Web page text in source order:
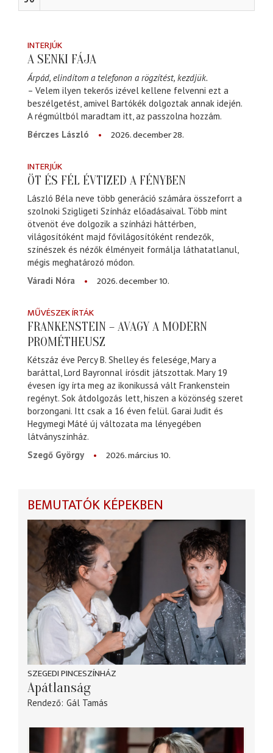
INTERJÚK
A SENKI FÁJA
Árpád, elindítom a telefonon a rögzítést, kezdjük.
– Velem ilyen tekerős izével kellene felvenni ezt a
beszélgetést, amivel Bartókék dolgoztak annak idején.
A régmúltból maradtam itt, az passzolna hozzám.
Bérczes László
2026. december 28.
INTERJÚK
ÖT ÉS FÉL ÉVTIZED A FÉNYBEN
László Béla neve több generáció számára összeforrt a
szolnoki Szigligeti Színház előadásaival. Több mint
ötvenöt éve dolgozik a színházi háttérben,
világosítóként majd fővilágosítóként rendezők,
színészek és nézők élményeit formálja láthatatlanul,
mégis meghatározó módon.
Váradi Nóra
2026. december 10.
MŰVÉSZEK ÍRTÁK
FRANKENSTEIN – AVAGY A MODERN
PROMÉTHEUSZ
Kétszáz éve Percy B. Shelley és felesége, Mary a
baráttal, Lord Bayronnal írósdit játszottak. Mary 19
évesen így írta meg az ikonikussá vált Frankenstein
regényt. Sok átdolgozás lett, hiszen a közönség szeret
borzongani. Itt csak a 16 éven felül. Garai Judit és
Hegymegi Máté új változata ma lényegében
látványszínház.
Szegő György
2026. március 10.
BEMUTATÓK KÉPEKBEN
SZEGEDI PINCESZÍNHÁZ
Apátlanság
Rendező Gál Tamás